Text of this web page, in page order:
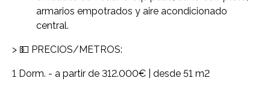
armarios empotrados y aire acondicionado
central.
> 💵 PRECIOS/METROS:
1 Dorm. - a partir de 312.000€ | desde 51 m2